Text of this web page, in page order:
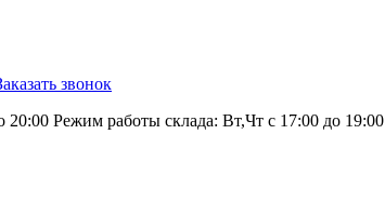
звонок
20:00 Режим работы склада: Вт,Чт с 17:00 до 19:00